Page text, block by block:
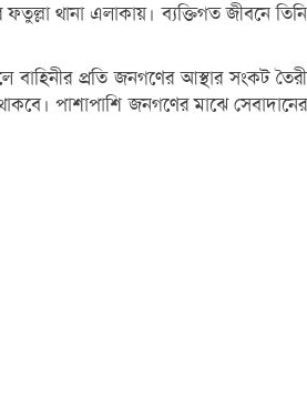
থানা এলাকায়। ব্যক্তিগত জীবনে তিনি
বাহিনীর প্রতি জনগণের আস্থার সংকট তৈরী
পাশাপাশি জনগণের মাঝে সেবাদানের